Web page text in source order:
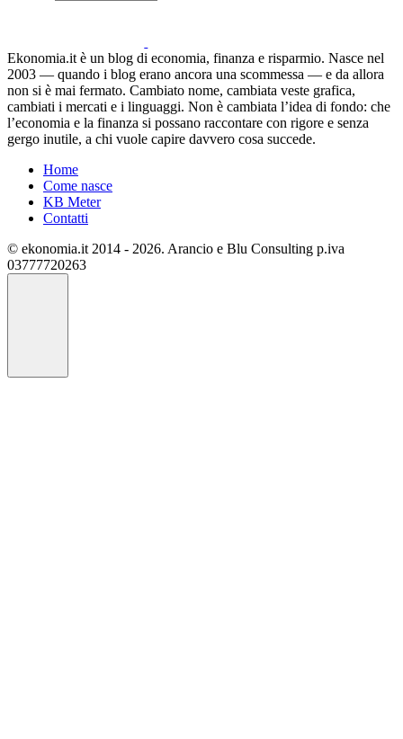
Ekonomia.it è un blog di economia, finanza e risparmio. Nasce nel
2003 — quando i blog erano ancora una scommessa — e da allora
non si è mai fermato. Cambiato nome, cambiata veste grafica,
cambiati i mercati e i linguaggi. Non è cambiata l’idea di fondo: che
l’economia e la finanza si possano raccontare con rigore e senza
gergo inutile, a chi vuole capire davvero cosa succede.
Home
Come nasce
KB Meter
Contatti
© ekonomia.it 2014 - 2026. Arancio e Blu Consulting p.iva
03777720263